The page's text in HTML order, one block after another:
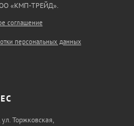
«КМП-ТРЕЙД».
соглашение
персональных данных
ул. Торжковская,